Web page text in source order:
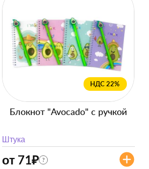
НДС 22%
Блокнот "Avocado" с ручкой
Штука
от 71₽ ?